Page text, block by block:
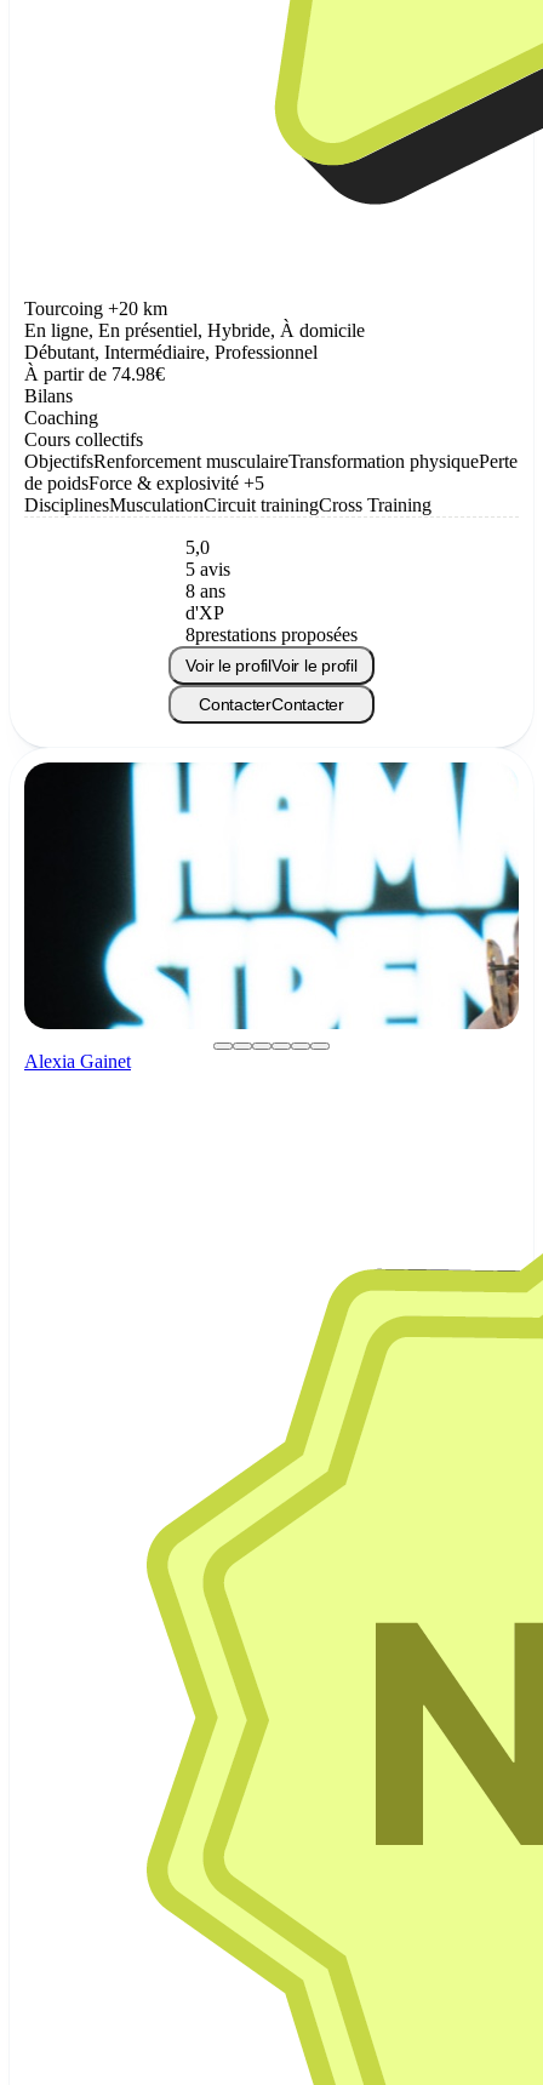
Tourcoing +20 km
En ligne, En présentiel, Hybride, À domicile
Débutant, Intermédiaire, Professionnel
À partir de 74.98€
Bilans
Coaching
Cours collectifs
ObjectifsRenforcement musculaireTransformation physiquePerte
de poidsForce & explosivité +5
DisciplinesMusculationCircuit trainingCross Training
5,0
5 avis
8 ans
d'XP
8prestations proposées
Voir le profilVoir le profil
ContacterContacter
Alexia Gainet